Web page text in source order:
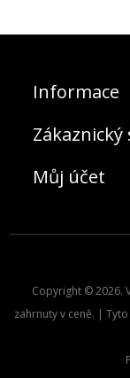
Informace
Zákaznický
Můj účet
Copyright © 2026.
zahrnuty v ceně. |